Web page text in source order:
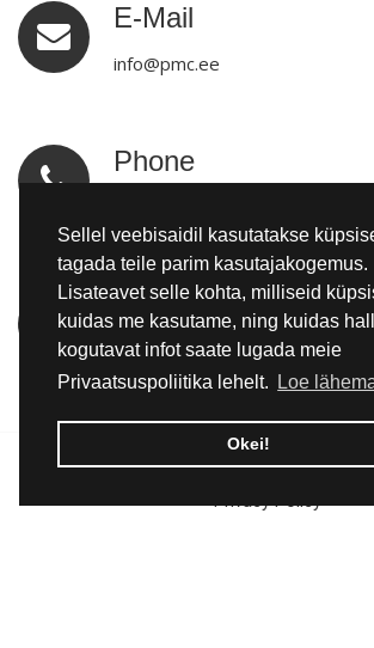
Sellel veebisaidil kasutatakse
tagada teile parim kasutajakogemus.
Lisateavet selle kohta, milliseid
kuidas me kasutame, ning kuidas
kogutavat infot saate lugada meie
Privaatsuspoliitika lehelt.
Loe
Okei!
E-Mail
info@pmc.ee
Phone
Location
Kadapiku küla, Kadrina vald,
© 2026 Pomemet OÜ | All rights
Privacy Policy